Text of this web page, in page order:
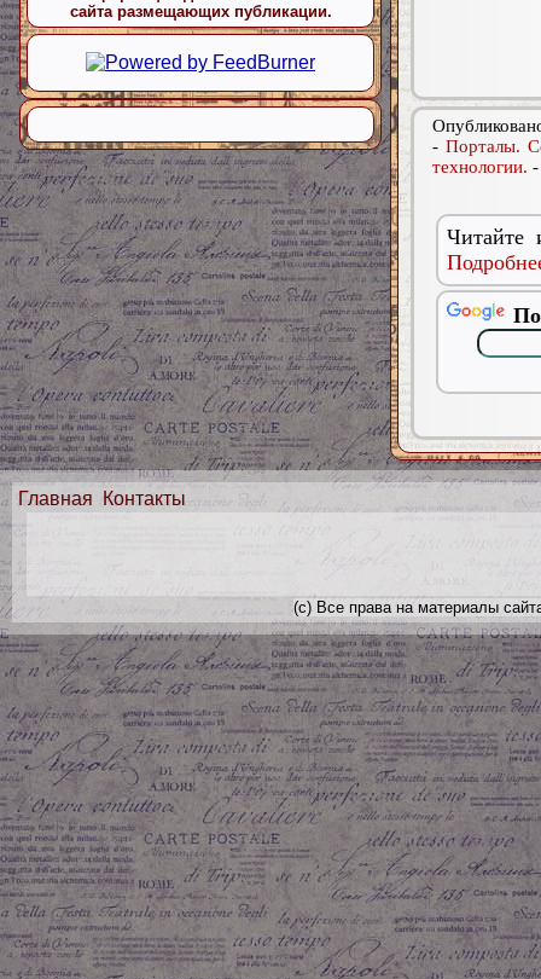
- Порталы.
технологии.
Читайте
сайта размещающих публикации.
Главная Контакты
(с) Все права на материалы